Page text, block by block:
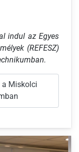
indul az Egyes
(REFESZ)
a Miskolci